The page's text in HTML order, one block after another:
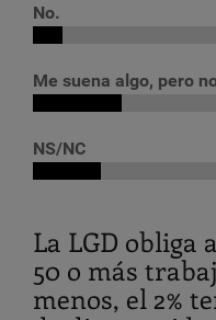
No.
Me suena algo, pero
NS/NC
La LGD obliga
50 o más
menos, el 2%